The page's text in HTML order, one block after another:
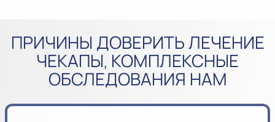
ПРИЧИНЫ ДОВЕРИТЬ ЛЕЧЕНИЕ
ЧЕКАПЫ, КОМПЛЕКСНЫЕ
ОБСЛЕДОВАНИЯ НАМ